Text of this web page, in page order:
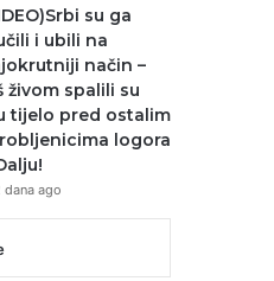
su ga
i ubili na
način –
živom spalili su
tijelo pred ostalim
logora
dana ago